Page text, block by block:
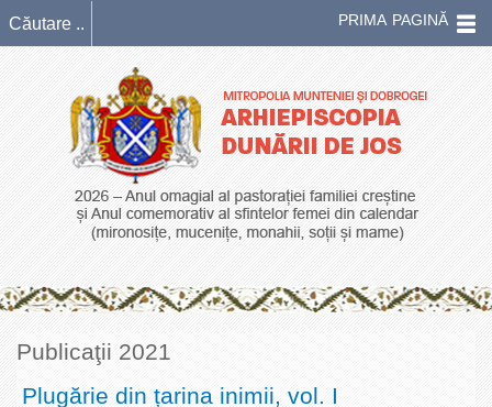
PRIMA PAGINĂ
Publicaţii 2021
Plugărie din țarina inimii, vol. I